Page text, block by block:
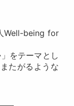
Well-being for
をテーマとし
たがるような